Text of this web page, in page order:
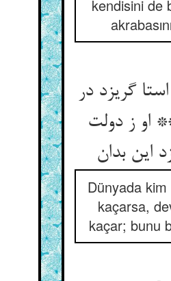
kendisini de
گریزد در
او ز دولت
این بدان‏
Dünyada
kaçarsa,
kaçar; bunu